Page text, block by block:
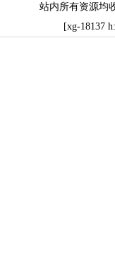
站内所有资源均
[xg-18137